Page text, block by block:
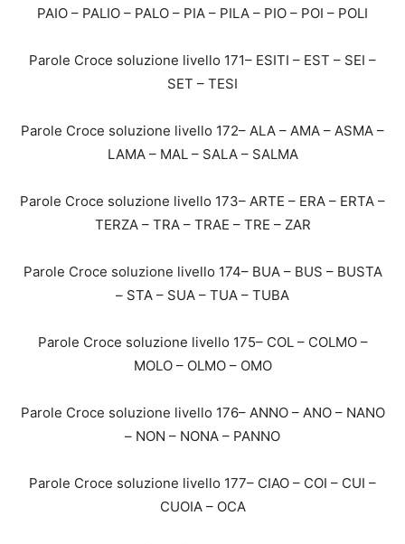
PAIO – PALIO – PALO – PIA – PILA – PIO – POI – POLI
Parole Croce soluzione livello 171– ESITI – EST – SEI –
SET – TESI
Parole Croce soluzione livello 172– ALA – AMA – ASMA –
LAMA – MAL – SALA – SALMA
Parole Croce soluzione livello 173– ARTE – ERA – ERTA –
TERZA – TRA – TRAE – TRE – ZAR
Parole Croce soluzione livello 174– BUA – BUS – BUSTA
– STA – SUA – TUA – TUBA
Parole Croce soluzione livello 175– COL – COLMO –
MOLO – OLMO – OMO
Parole Croce soluzione livello 176– ANNO – ANO – NANO
– NON – NONA – PANNO
Parole Croce soluzione livello 177– CIAO – COI – CUI –
CUOIA – OCA